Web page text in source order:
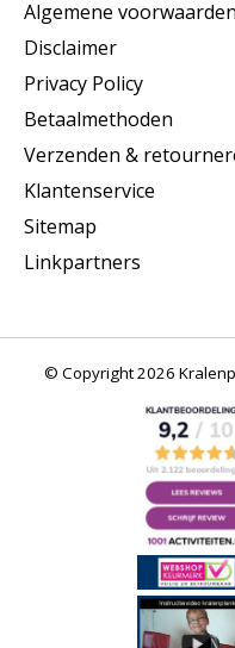
Algemene voorwaarden
Disclaimer
Privacy Policy
Betaalmethoden
Verzenden &
Klantenservice
Sitemap
Linkpartners
© Copyright 2026